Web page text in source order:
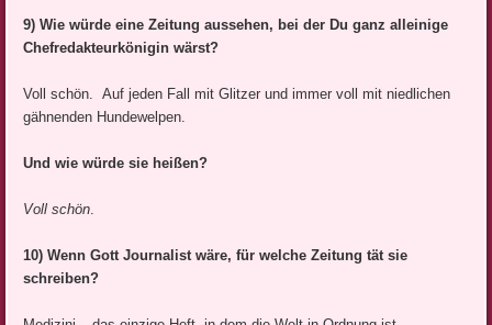
9) Wie würde eine Zeitung aussehen, bei der Du ganz alleinige
Chefredakteurkönigin wärst?
Voll schön. Auf jeden Fall mit Glitzer und immer voll mit niedlichen
gähnenden Hundewelpen.
Und wie würde sie heißen?
Voll schön.
10) Wenn Gott Journalist wäre, für welche Zeitung tät sie
schreiben?